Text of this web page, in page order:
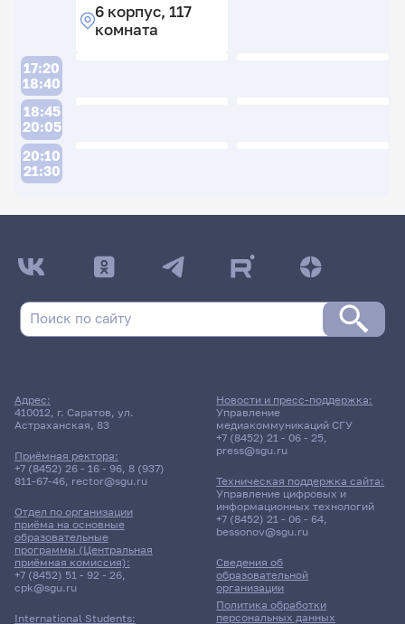
6 корпус, 117
комната
17:20
18:40
18:45
20:05
20:10
21:30
ДАТА ПОСЛЕДНЕГО ОБНОВЛЕНИЯ:
05.02.2026
Владимирович
Расписание сессии еще не заполнено!
Адрес:
410012, г. Саратов, ул.
Астраханская, 83
Приёмная ректора:
+7 (8452) 26 - 16 - 96, 8 (937)
811-67-46, rector@sgu.ru
Отдел по организации
приёма на основные
образовательные
программы (Центральная
приёмная комиссия):
+7 (8452) 51 - 92 - 26,
cpk@sgu.ru
International Students:
Сведения об
образовательной
организации
Политика обработки
персональных данных
Новости и пресс-поддержка:
Управление
медиакоммуникаций СГУ
+7 (8452) 21 - 06 - 25,
press@sgu.ru
Техническая поддержка сайта:
Управление цифровых и
информационных технологий
+7 (8452) 21 - 06 - 64,
bessonov@sgu.ru